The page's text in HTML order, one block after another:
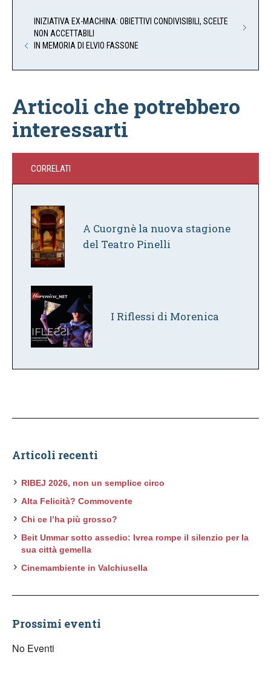
INIZIATIVA EX-MACHINA: OBIETTIVI CONDIVISIBILI, SCELTE
NON ACCETTABILI
IN MEMORIA DI ELVIO FASSONE
Articoli che potrebbero
interessarti
CORRELATI
A Cuorgnè la nuova stagione
del Teatro Pinelli
I Riflessi di Morenica
Articoli recenti
RIBEJ 2026, non un semplice circo
Alta Felicità? Commovente
Chi ce l’ha più grosso?
Beit Ummar sotto assedio: Ivrea rompe il silenzio per la
sua città gemella
Cinemambiente in Valchiusella
Prossimi eventi
No Eventi